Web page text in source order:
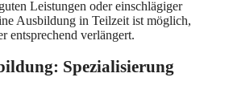
Leistungen oder einschlägiger
Ausbildung in Teilzeit ist möglich,
entsprechend verlängert.
Spezialisierung